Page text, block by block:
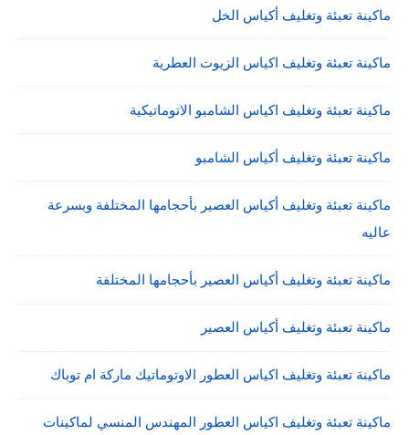
ماكينة تعبئة وتغليف أكياس الخل
ماكينة تعبئة وتغليف اكياس الزيوت العطرية
ماكينة تعبئة وتغليف اكياس الشامبو الاتوماتيكية
ماكينة تعبئة وتغليف أكياس الشامبو
ماكينة تعبئة وتغليف أكياس العصير بأحجامها المختلفة وبسرعة
عاليه
ماكينة تعبئة وتغليف أكياس العصير بأحجامها المختلفة
ماكينة تعبئة وتغليف أكياس العصير
ماكينة تعبئة وتغليف اكياس العطور الاوتوماتيك ماركة ام توباك
ماكينة تعبئة وتغليف اكياس العطور المهندس المنسي لماكينات